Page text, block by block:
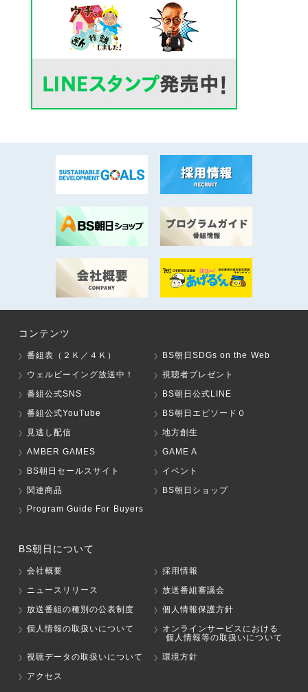
コンテンツ
番組表（２Ｋ／４Ｋ）
BS朝日SDGs on the Web
ウェルビーイング放送中！
視聴者プレゼント
番組公式SNS
BS朝日公式LINE
番組公式YouTube
BS朝日エピソード０
見逃し配信
地方創生
AMBER GAMES
GAME A
BS朝日セールスサイト
イベント
関連商品
BS朝日ショップ
Program Guide For Buyers
BS朝日について
会社概要
採用情報
ニュースリリース
放送番組審議会
放送番組の種別の公表制度
個人情報保護方針
個人情報の取扱いについて
オンラインサービスにおける
個人情報等の取扱いについて
視聴データの取扱いについて
環境方針
アクセス